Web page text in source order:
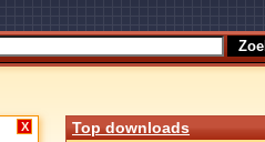
X Top downloads